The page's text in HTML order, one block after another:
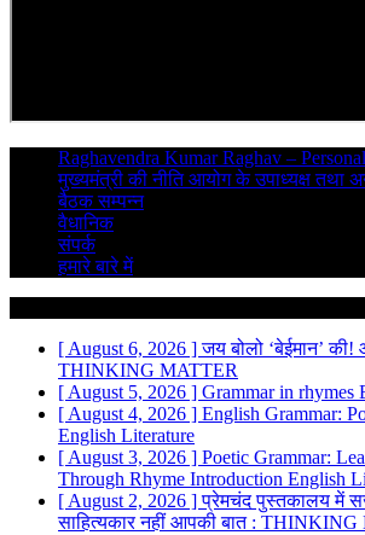
Raghavendra Kumar Raghav –
मुख्यमंत्री की नीति आयोग के उपाध्यक्ष तथा
बैठक सम्पन्न
वैधानिक
संपर्क
हमारे बारे में
[ August 6, 2026 ]जय बोलो ‘बेईमान’ की!
THINKING MATTER
[ August 5, 2026 ] Grammar in rhymes
[ August 4, 2026 ] English Grammar:
English Literature
[ August 3, 2026 ] Poetic Grammar:
Through Rhyme Introduction English
[ August 2, 2026 ]प्रेमचंद पुस्तकालय में
साहित्यकार नहीं आपकी बात : THINKING